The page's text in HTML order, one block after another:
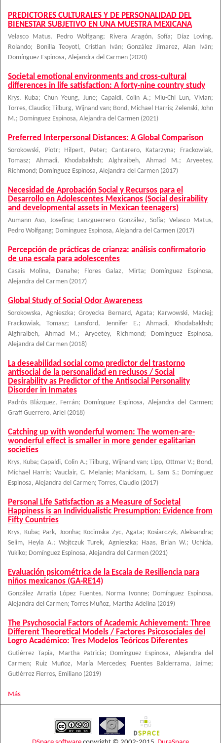
PREDICTORES CULTURALES Y DE PERSONALIDAD DEL
BIENESTAR SUBJETIVO EN UNA MUESTRA MEXICANA
Velasco Matus, Pedro Wolfgang; Rivera Aragón, Sofía;
Díaz Loving,
Rolando; Bonilla Teoyotl, Cristian Iván;González Jimarez, Alan Iván;
Domínguez Espinosa, Alejandra del Carmen (2020)
Societal emotional environments and cross-cultural
differences in life satisfaction: A forty-nine country study
Krys, Kuba; Chun Yeung, June; Capaldi, Colin A.; Miu-Chi Lun, Vivian;
Torres, Claudio;Tilburg, Wijnand van; Bond, Michael Harris; Zelenski, John
M.; Domínguez Espinosa, Alejandra del Carmen (2021)
Preferred Interpersonal Distances: A Global Comparison
Sorokowski, Piotr; Hilpert, Peter; Cantarero, Katarzyna;
Frackowiak,
Tomasz; Ahmadi, Khodabakhsh; Alghraibeh, Ahmad M.; Aryeetey,
Richmond; Domínguez Espinosa, Alejandra del Carmen (2017)
Necesidad de Aprobación Social y Recursos para el
Desarrollo en Adolescentes Mexicanos (Social desirability
and developmental assets in Mexican teenagers)
Aumann Aso, Josefina; Lanzguerrero González, Sofía; Velasco Matus,
Pedro Wolfgang; Domínguez Espinosa, Alejandra del Carmen (2017)
Percepción de prácticas de crianza: análisis confirmatorio
de una escala para adolescentes
Casais Molina, Danahe; Flores Galaz, Mirta;
Domínguez Espinosa,
Alejandra del Carmen (2017)
Global Study of Social Odor Awareness
Sorokowska, Agnieszka; Groyecka Bernard, Agata; Karwowski, Maciej;
Frackowiak, Tomasz; Lansford, Jennifer E.; Ahmadi, Khodabakhsh;
Alghraibeh, Ahmad M.; Aryeetey, Richmond;
Domínguez Espinosa,
Alejandra del Carmen (2018)
La deseabilidad social como predictor del trastorno
antisocial de la personalidad en reclusos / Social
Desirability as Predictor of the Antisocial Personality
Disorder in Inmates
Padrós Blázquez, Ferrán; Domínguez Espinosa, Alejandra del Carmen;
Graff Guerrero, Ariel (2018)
Catching up with wonderful women: The women-are-
wonderful effect is smaller in more gender egalitarian
societies
Krys, Kuba;Capaldi, Colin A.;Tilburg, Wijnand van; Lipp, Ottmar V.; Bond,
Michael Harris; Vauclair, C. Melanie; Manickam, L. Sam S.;
Domínguez
Espinosa, Alejandra del Carmen; Torres, Claudio (2017)
Personal Life Satisfaction as a Measure of Societal
Happiness is an Individualistic Presumption: Evidence from
Fifty Countries
Krys, Kuba; Park, Joonha; Kocimska Zyc, Agata; Kosiarczyk, Aleksandra;
Selim, Heyla A.;Wojtczuk Turek, Agnieszka; Haas, Brian W.; Uchida,
Yukiko; Domínguez Espinosa, Alejandra del Carmen (2021)
Evaluación psicométrica de la Escala de Resiliencia para
niños mexicanos (GA-RE14)
González Arratia López Fuentes, Norma Ivonne;
Domínguez Espinosa,
Alejandra del Carmen; Torres Muñoz, Martha Adelina (2019)
The Psychosocial Factors of Academic Achievement: Three
Different Theoretical Models / Factores Psicosociales del
Logro Académico: Tres Modelos Teóricos Diferentes
Gutiérrez Tapia, Martha Patricia;
Domínguez Espinosa, Alejandra del
Carmen; Ruiz Muñoz, María Mercedes; Fuentes Balderrama, Jaime;
Gutiérrez Fierros, Emiliano (2019)
Más